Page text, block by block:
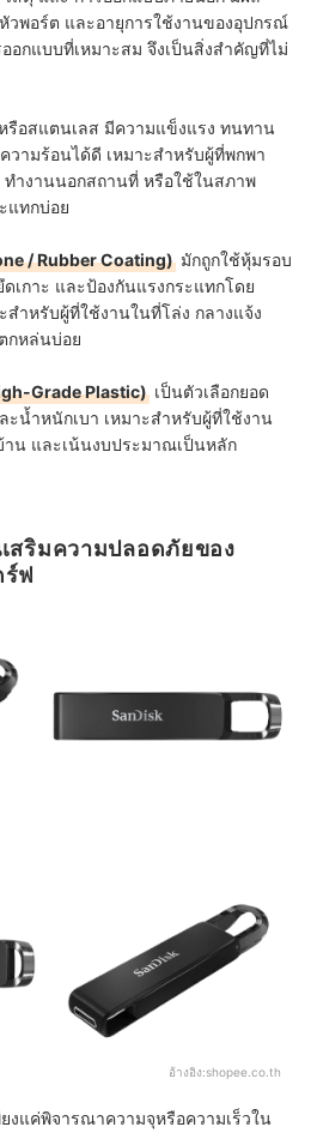
พอร์ต และอายุการใช้งานของอุปกรณ์
อกแบบที่เหมาะสม จึงเป็นสิ่งสำคัญที่ไม่
รือสแตนเลส มีความแข็งแรง ทนทาน
วามร้อนได้ดี เหมาะสำหรับผู้ที่พกพา
ำงานนอกสถานที่ หรือใช้ในสภาพ
แทกบ่อย
/ Rubber Coating) มักถูกใช้หุ้มรอบ
เกาะ และป้องกันแรงกระแทกโดย
สำหรับผู้ที่ใช้งานในที่โล่ง กลางแจ้ง
กหล่นบ่อย
Grade Plastic) เป็นตัวเลือกยอด
ะน้ำหนักเบา เหมาะสำหรับผู้ที่ใช้งาน
น และเน้นงบประมาณเป็นหลัก
สริมความปลอดภัยของ
ฟ
อ้างอิง:shopee.co.th
งแค่พิจารณาความจุหรือความเร็วใน